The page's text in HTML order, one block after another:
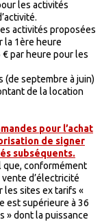
les activités
activités proposées
la 1ère heure
€ par heure pour les
(de septembre à juin)
de la location
pour l’achat
de signer
subséquents.
que, conformément
d’électricité
les sites ex tarifs «
est supérieure à 36
» dont la puissance